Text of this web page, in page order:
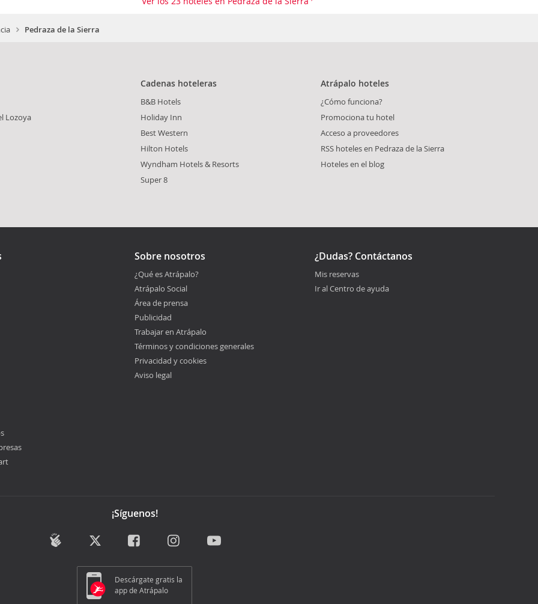
Pedraza de la Sierra
Lozoya
Cadenas hoteleras
B&B Hotels
Holiday Inn
Best Western
Hilton Hotels
Wyndham Hotels & Resorts
Super 8
Atrápalo hoteles
¿Cómo funciona?
Promociona tu hotel
Acceso a proveedores
RSS hoteles en Pedraza de la Sierra
Hoteles en el blog
Sobre nosotros
¿Qué es Atrápalo?
Atrápalo Social
Área de prensa
Publicidad
Trabajar en Atrápalo
Términos y condiciones generales
Privacidad y cookies
Aviso legal
¿Dudas? Contáctanos
Mis reservas
Ir al Centro de ayuda
¡Síguenos!
Descárgate gratis la
app de Atrápalo